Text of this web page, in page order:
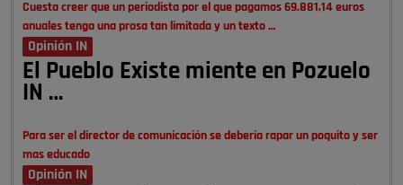
Cuesta creer que un periodista por el que pagamos 69.881,14 euros
anuales tenga una prosa tan limitada y un texto …
Opinión IN
El Pueblo Existe miente en Pozuelo
IN …
Para ser el director de comunicación se debería rapar un poquito y ser
mas educado
Opinión IN